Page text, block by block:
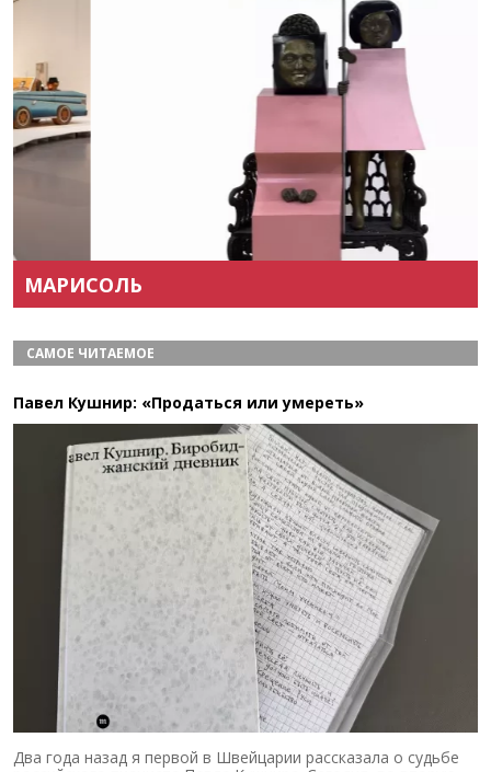
МАРИСОЛЬ
САМОЕ ЧИТАЕМОЕ
Павел Кушнир: «Продаться или умереть»
Два года назад я первой в Швейцарии рассказала о судьбе